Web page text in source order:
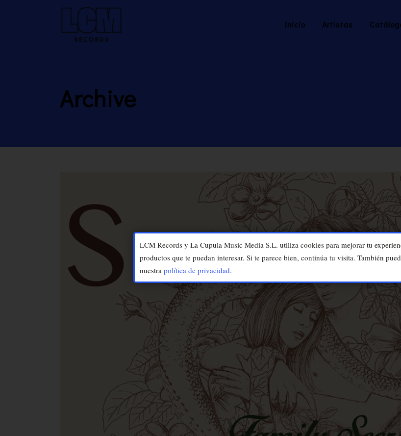
Inicio Artistas
Archive
LCM Records y La Cupula Music Media S.L. utiliza cookies para mejorar tu
productos que te puedan interesar. Si te parece bien, continúa tu visita. También
nuestra política de privacidad.